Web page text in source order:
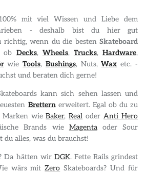
mit viel Wissen und Liebe dem
- deshalb bist du hier gut
richtig, wenn du die besten Skateboard
ob Decks, Wheels, Trucks,Hardware,
wieTools, Bushings, Nuts,Wax etc. -
und beraten dich gerne!
kann sich sehen lassen und
Bretternerweitert. Egal ob du zu
Marken wieBaker,Real oderAnti Hero
Brands wie Magentaoder Sour
du alles, was du brauchst!
Da hätten wir DGK. Fette Rails grindest
wärs mitZero Skateboards? Und für